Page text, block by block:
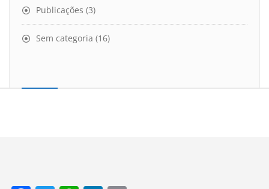
Publicações (3)
Sem categoria (16)